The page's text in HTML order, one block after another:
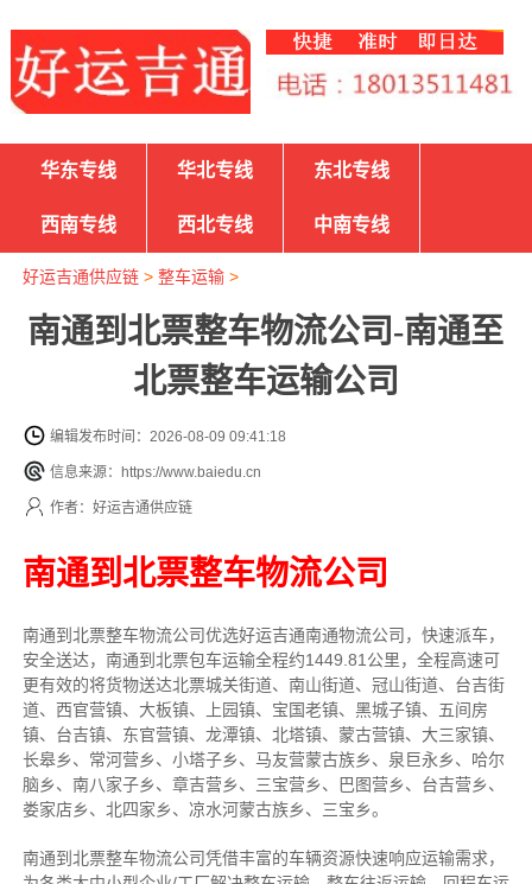
华东专线 华北专线 东北专线
西南专线 西北专线 中南专线
好运吉通供应链> 整车运输>
南通到北票整车物流公司-南通至
北票整车运输公司
编辑发布时间：2026-08-09 09:41:18
信息来源：https://www.baiedu.cn
作者：好运吉通供应链
南通到北票整车物流公司
南通到北票整车物流公司优选好运吉通南通物流公司，快速派车，
安全送达，南通到北票包车运输全程约1449.81公里，全程高速可
更有效的将货物送达北票城关街道、南山街道、冠山街道、台吉街
道、西官营镇、大板镇、上园镇、宝国老镇、黑城子镇、五间房
镇、台吉镇、东官营镇、龙潭镇、北塔镇、蒙古营镇、大三家镇、
长皋乡、常河营乡、小塔子乡、马友营蒙古族乡、泉巨永乡、哈尔
脑乡、南八家子乡、章吉营乡、三宝营乡、巴图营乡、台吉营乡、
娄家店乡、北四家乡、凉水河蒙古族乡、三宝乡。
南通到北票整车物流公司凭借丰富的车辆资源快速响应运输需求，